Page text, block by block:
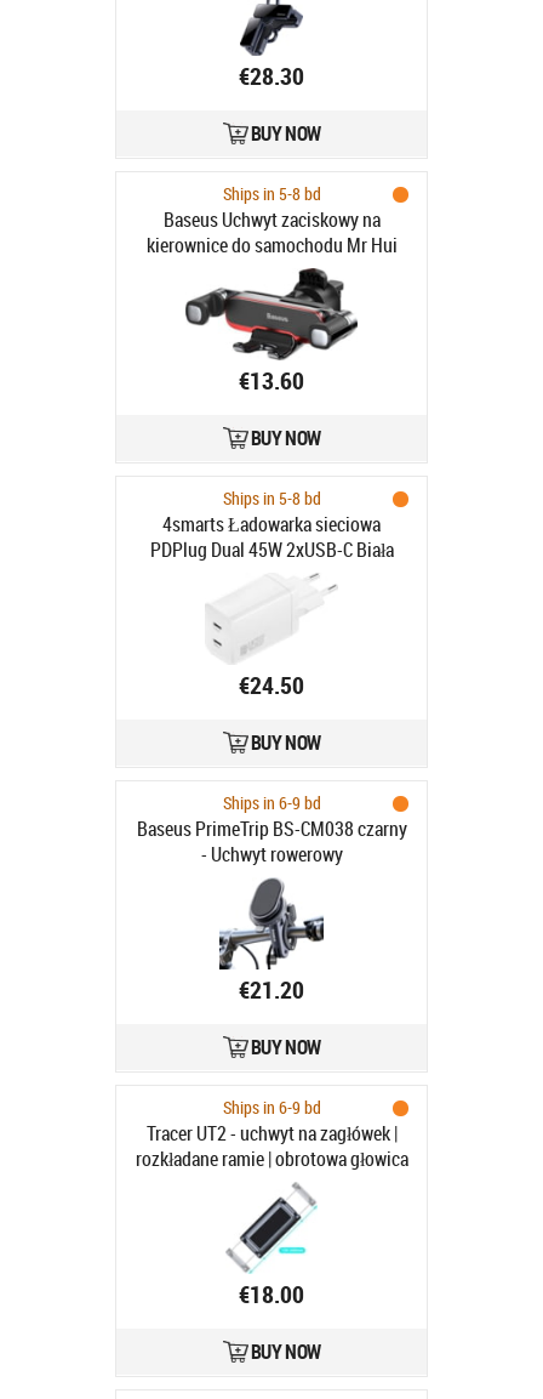
€28.30
BUY NOW
Ships in 5-8 bd
Baseus Uchwyt zaciskowy na
kierownice do samochodu Mr Hui
€13.60
BUY NOW
Ships in 5-8 bd
4smarts Ładowarka sieciowa
PDPlug Dual 45W 2xUSB-C Biała
€24.50
BUY NOW
Ships in 6-9 bd
Baseus PrimeTrip BS-CM038 czarny
- Uchwyt rowerowy
€21.20
BUY NOW
Ships in 6-9 bd
Tracer UT2 - uchwyt na zagłówek |
rozkładane ramie | obrotowa głowica
€18.00
BUY NOW